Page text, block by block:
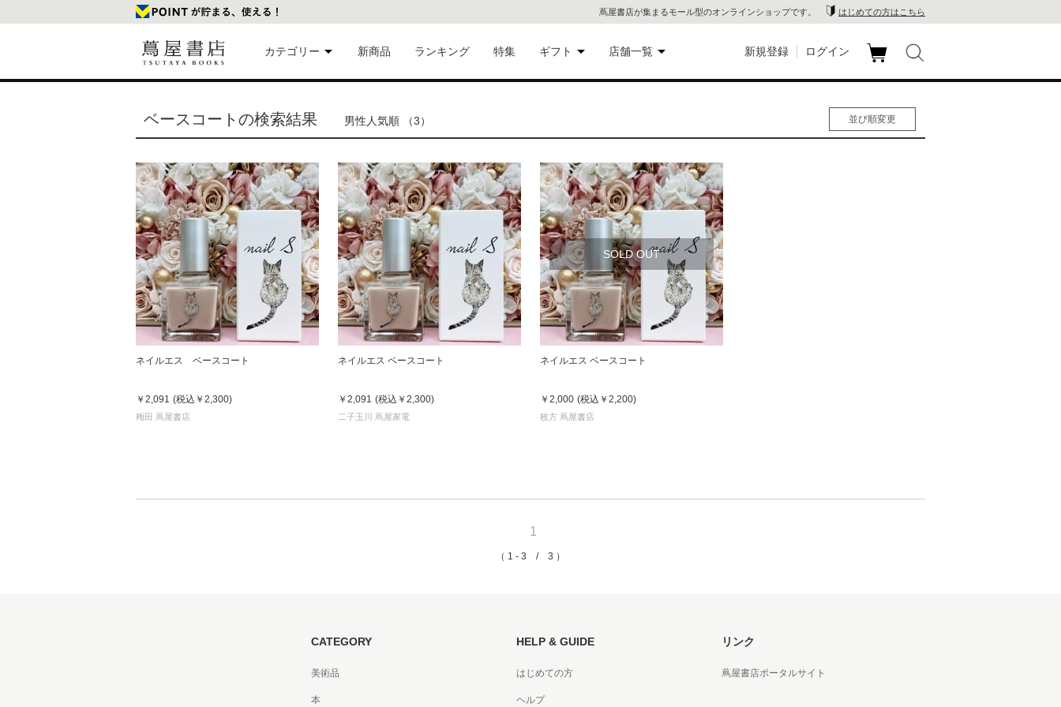
蔦屋書店が集まるモール型のオンラインショップです。 はじめての方はこちら
カテゴリー
本
映像・音
楽
文具
雑貨
家電
新商品 ランキング 特集 ギフト
eギフト
店舗一覧
代官山 蔦
屋書店
銀座 蔦屋
書店
六本木 蔦
屋書店
蔦屋書店
ート
新規登録 ログイン
ベースコートの検索結果 男性人気順 （3）
並び順変更
人気順
ネイルエス ベースコート
￥2,091 (税込 ￥2,300)
梅田 蔦屋書店
ネイルエス ベースコート
￥2,091 (税込 ￥2,300)
二子玉川 蔦屋家電
SOLD OUT
ネイルエス ベースコート
￥2,000 (税込 ￥2,200)
枚方 蔦屋書店
1
（ 1 - 3 / 3 ）
CATEGORY
美術品
本
HELP & GUIDE
はじめての方
ヘルプ
リンク
蔦屋書店ポータルサイト